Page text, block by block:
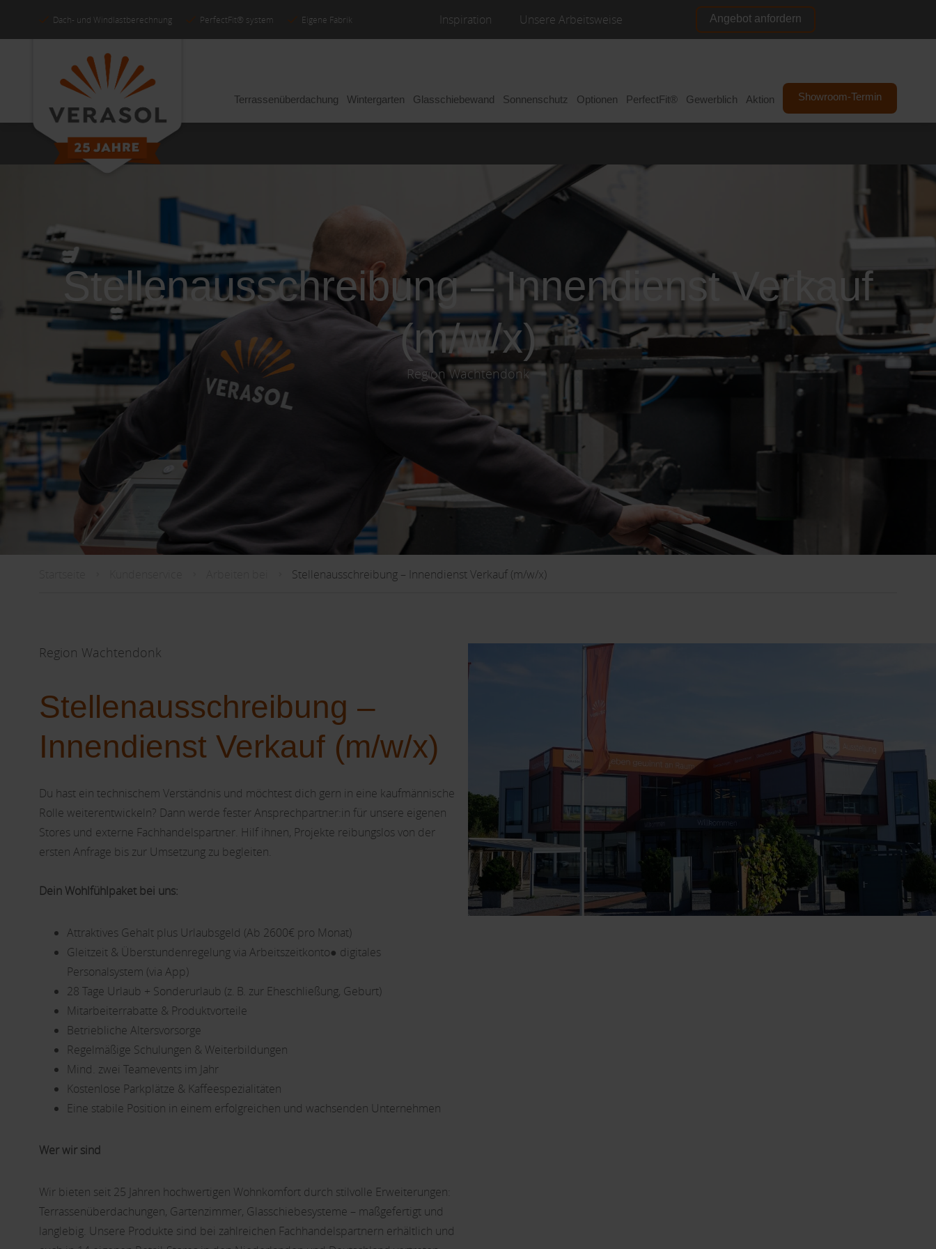
Dach- und Windlastberechnung PerfectFit® system Eigene Fabrik Inspiration Unsere Arbeitsweise Angebot anfordern
Terrassenüberdachung Wintergarten Glasschiebewand Sonnenschutz Optionen PerfectFit® Gewerblich Aktion Showroom-Termin
Stellenausschreibung – Innendienst Verkauf
(m/w/x)
Region Wachtendonk
Stellenausschreibung – Innendienst Verkauf (m/w/x)
Region Wachtendonk
Stellenausschreibung –
Innendienst Verkauf (m/w/x)
Du hast ein technischem Verständnis und möchtest dich gern in eine kaufmännische
Rolle weiterentwickeln? Dann werde fester Ansprechpartner:in für unsere eigenen
Stores und externe Fachhandelspartner. Hilf ihnen, Projekte reibungslos von der
ersten Anfrage bis zur Umsetzung zu begleiten.
Dein Wohlfühlpaket bei uns:
Attraktives Gehalt plus Urlaubsgeld (Ab 2600€ pro Monat)
Gleitzeit & Überstundenregelung via Arbeitszeitkonto● digitales
Personalsystem (via App)
28 Tage Urlaub + Sonderurlaub (z. B. zur Eheschließung, Geburt)
Mitarbeiterrabatte & Produktvorteile
Betriebliche Altersvorsorge
Regelmäßige Schulungen & Weiterbildungen
Mind. zwei Teamevents im Jahr
Kostenlose Parkplätze & Kaffeespezialitäten
Eine stabile Position in einem erfolgreichen und wachsenden Unternehmen
Wer wir sind
Wir bieten seit 25 Jahren hochwertigen Wohnkomfort durch stilvolle Erweiterungen:
Terrassenüberdachungen, Gartenzimmer, Glasschiebesysteme – maßgefertigt und
langlebig. Unsere Produkte sind bei zahlreichen Fachhandelspartnern erhältlich und